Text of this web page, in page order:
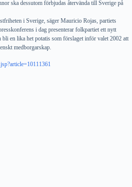
ska dessutom förbjudas återvända till Sverige på
i Sverige, säger Mauricio Rojas, partiets
i dag presenterar folkpartiet ett nytt
en lika het potatis som förslaget inför valet 2002 att
medborgarskap.